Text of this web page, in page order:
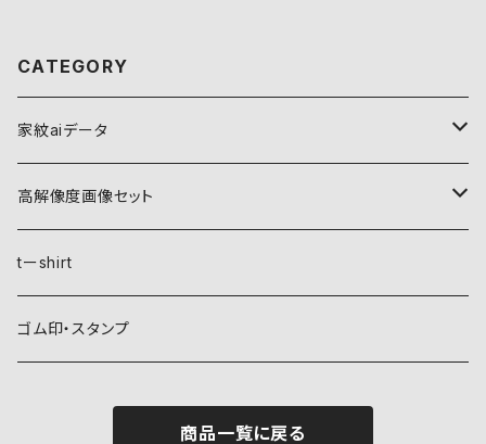
CATEGORY
家紋aiデータ
自然紋
稲妻
霞
植物紋
葵
動物紋
高解像度画像セット
自然紋
稲妻
植物紋
tーshirt
ゴム印・スタンプ
商品一覧に戻る